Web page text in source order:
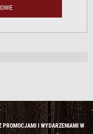
PROMOCJAMI I WYDARZENIAMI W